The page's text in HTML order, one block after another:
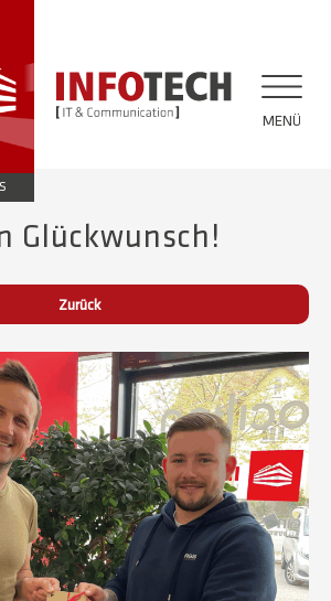
MENÜ
Glückwunsch!
Zurück